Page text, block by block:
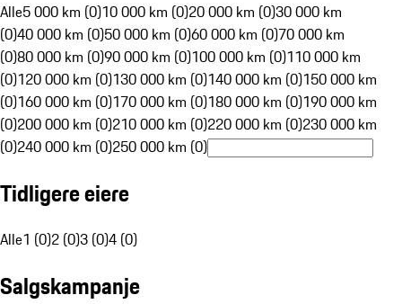
Alle5 000 km (0)10 000 km (0)20 000 km (0)30 000 km
(0)40 000 km (0)50 000 km (0)60 000 km (0)70 000 km
(0)80 000 km (0)90 000 km (0)100 000 km (0)110 000 km
(0)120 000 km (0)130 000 km (0)140 000 km (0)150 000 km
(0)160 000 km (0)170 000 km (0)180 000 km (0)190 000 km
(0)200 000 km (0)210 000 km (0)220 000 km (0)230 000 km
(0)240 000 km (0)250 000 km (0)
Tidligere eiere
Alle1 (0)2 (0)3 (0)4 (0)
Salgskampanje